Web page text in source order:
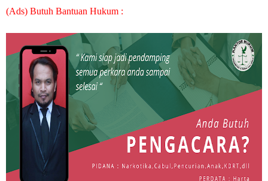
(Ads) Butuh Bantuan Hukum :